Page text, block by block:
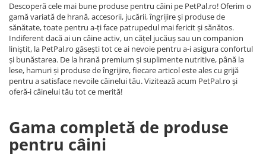
Descoperă cele mai bune produse pentru câini pe PetPal.ro! Oferim o
gamă variată de hrană, accesorii, jucării, îngrijire și produse de
sănătate, toate pentru a-ți face patrupedul mai fericit și sănătos.
Indiferent dacă ai un câine activ, un cățel jucăuș sau un companion
liniștit, la PetPal.ro găsești tot ce ai nevoie pentru a-i asigura confortul
și bunăstarea. De la hrană premium și suplimente nutritive, până la
lese, hamuri și produse de îngrijire, fiecare articol este ales cu grijă
pentru a satisface nevoile câinelui tău. Vizitează acum PetPal.ro și
oferă-i câinelui tău tot ce merită!
Gama completă de produse
pentru câini